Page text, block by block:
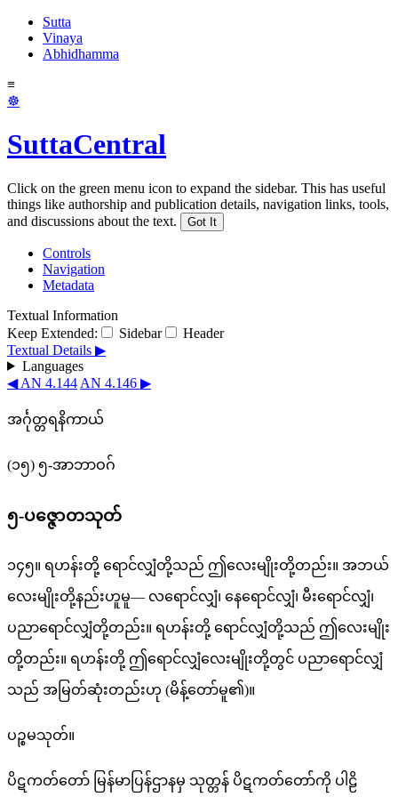
Sutta
Vinaya
Abhidhamma
≡
☸
SuttaCentral
Click on the green menu icon to expand the sidebar. This has useful
things like authorship and publication details, navigation links, tools,
and discussions about the text.
Got It
Controls
Navigation
Metadata
Textual Information
Keep Extended:
Sidebar
Header
Textual Details ▶
Languages
◀ AN 4.144 AN 4.146 ▶
အင်္ဂုတ္တရနိကာယ်
(၁၅) ၅-အာဘာဝဂ်
၅-ပဇ္ဇောတသုတ်
၁၄၅။ ရဟန်းတို့ ရောင်လျှံတို့သည် ဤလေးမျိုးတို့တည်း။ အဘယ်
လေးမျိုးတို့နည်းဟူမူ— လရောင်လျှံ၊ နေရောင်လျှံ၊ မီးရောင်လျှံ၊
ပညာရောင်လျှံတို့တည်း။ ရဟန်းတို့ ရောင်လျှံတို့သည် ဤလေးမျိုး
တို့တည်း။ ရဟန်းတို့ ဤရောင်လျှံလေးမျိုးတို့တွင် ပညာရောင်လျှံ
သည် အမြတ်ဆုံးတည်းဟု (မိန့်တော်မူ၏)။
ပဉ္စမသုတ်။
ပိဋကတ်တော် မြန်မာပြန်ဌာနမှ သုတ္တန် ပိဋကတ်တော်ကို ပါဠိ